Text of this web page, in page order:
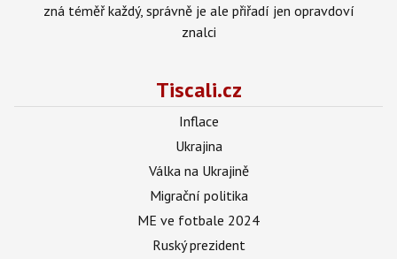
zná téměř každý, správně je ale přiřadí jen opravdoví
znalci
Tiscali.cz
Inflace
Ukrajina
Válka na Ukrajině
Migrační politika
ME ve fotbale 2024
Ruský prezident